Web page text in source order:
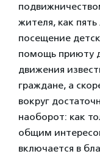
жителя, как
посещение
помощь приюту
движения
граждане, а
вокруг
наоборот: как
общим
включается в